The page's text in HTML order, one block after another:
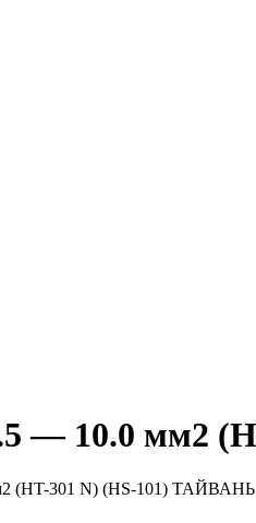
— 10.0 мм2
(HT-301 N) (HS-101) ТАЙВАНЬ